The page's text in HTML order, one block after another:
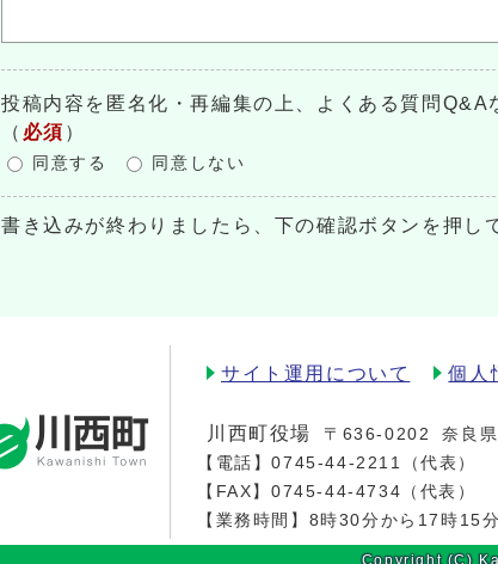
投稿内容を匿名化・再編集の上、よくある質問
（ 必須 ）
同意する 同意しない
書き込みが終わりましたら、下の確認ボタンを押し
サイト運用について 個人
川西町役場 〒636-0202
奈良
【電話】0745-44-2211
（代表）
【FAX】0745-44-4734（代表）
【業務時間】8時30分から17時15分
Copyright (C)